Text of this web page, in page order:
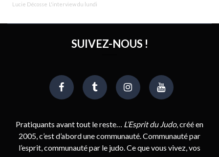
Lucie Décosse L'interview du lundi
SUIVEZ-NOUS !
Pratiquants avant tout le reste… L’Esprit du Judo, créé en
2005, c’est d’abord une communauté. Communauté par
l’esprit, communauté par le judo. Ce que vous vivez, vos